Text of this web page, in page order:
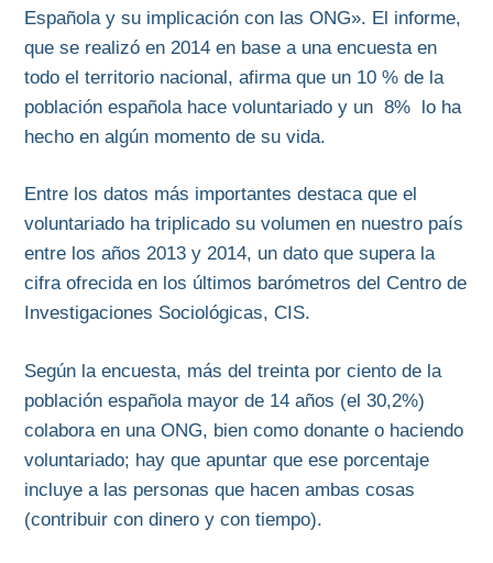
Española y su implicación con las ONG». El informe,
que se realizó en 2014 en base a una encuesta en
todo el territorio nacional, afirma que un 10 % de la
población española hace voluntariado y un 8% lo ha
hecho en algún momento de su vida.
Entre los datos más importantes destaca que el
voluntariado ha triplicado su volumen en nuestro país
entre los años 2013 y 2014, un dato que supera la
cifra ofrecida en los últimos barómetros del Centro de
Investigaciones Sociológicas, CIS.
Según la encuesta, más del treinta por ciento de la
población española mayor de 14 años (el 30,2%)
colabora en una ONG, bien como donante o haciendo
voluntariado; hay que apuntar que ese porcentaje
incluye a las personas que hacen ambas cosas
(contribuir con dinero y con tiempo).